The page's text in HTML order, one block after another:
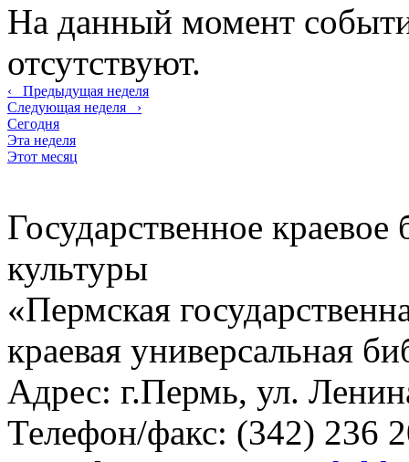
На данный момент
отсутствуют.
‹ Предыдущая неделя
Следующая неделя ›
Сегодня
Эта неделя
Этот месяц
Государственное
культуры
«Пермская
краевая универсальная
Адрес: г.Пермь, ул.
Телефон/факс: (342) 236